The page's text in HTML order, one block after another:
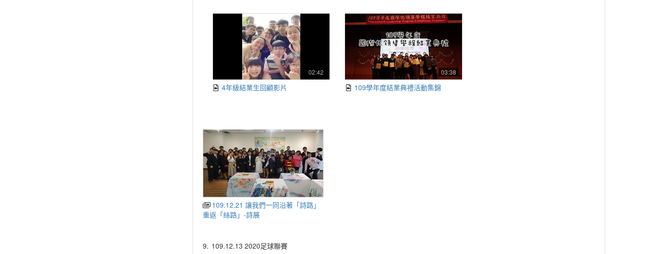
02:42
4年級結業生回顧影片
03:38
109學年度結業典禮活動集錦
109.12.21 讓我們一同沿著「詩路」
重返「絲路」-詩展
9. 109.12.13 2020足球聯賽